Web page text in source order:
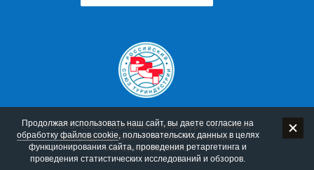
© 2006–2026 Компания «Мос-Тур» Политика
конфиденциальности Использование
материалов сайта
Продолжая использовать наш сайт, вы даете согласие на
обработку файлов cookie, пользовательских данных в целях
функционирования сайта, проведения ретаргетинга и
проведения статистических исследований и обзоров.